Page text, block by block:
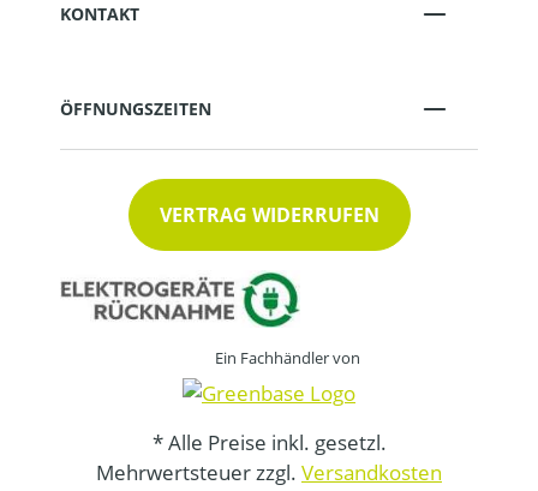
KONTAKT
ÖFFNUNGSZEITEN
VERTRAG WIDERRUFEN
Ein Fachhändler von
* Alle Preise inkl. gesetzl.
Mehrwertsteuer zzgl. Versandkosten